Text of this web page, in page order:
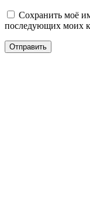
Сохранить моё
последующих моих